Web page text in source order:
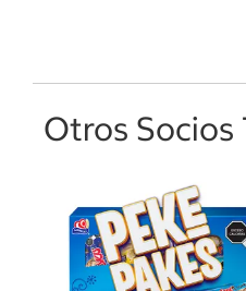
Otros Socios